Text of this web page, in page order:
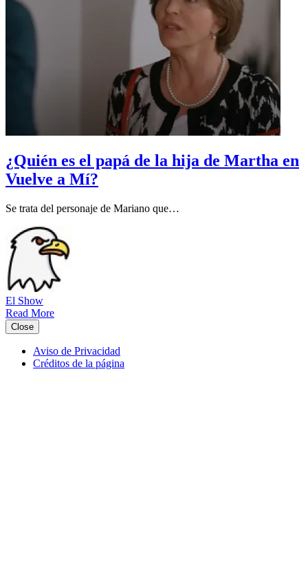
¿Quién es el papá de la hija de Martha en
Vuelve a Mí?
Se trata del personaje de Mariano que…
El Show
Read More
Close
Aviso de Privacidad
Créditos de la página